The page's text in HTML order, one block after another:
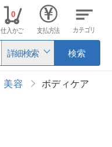
詳細検索 検索
仕入かご
0
支払方法 カテゴリ
美容 ボディケア